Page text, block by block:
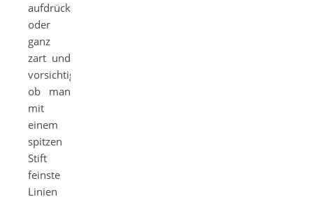
aufdrückt
oder
ganz
zart und
vorsichtig,
ob man
mit
einem
spitzen
Stift
feinste
Linien